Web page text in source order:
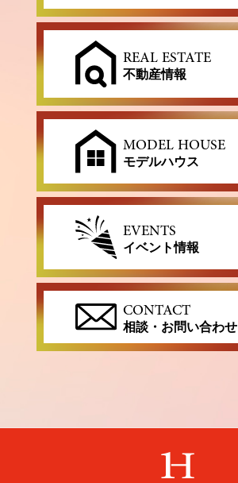
REAL ESTATE
不動産情報
MODEL HOUSE
モデルハウス
EVENTS
イベント情報
CONTACT
相談・お問い合わせ